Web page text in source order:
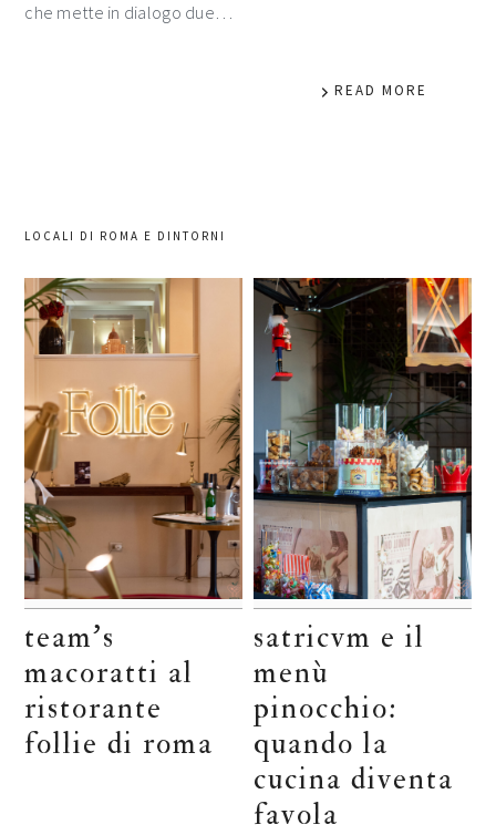
che mette in dialogo due…
READ MORE
LOCALI DI ROMA E DINTORNI
team’s
macoratti al
ristorante
follie di roma
satricvm e il
menù
pinocchio:
quando la
cucina diventa
favola